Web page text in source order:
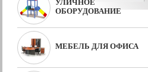
УЛИЧНОЕ
ОБОРУДОВАНИЕ
МЕБЕЛЬ ДЛЯ ОФИСА